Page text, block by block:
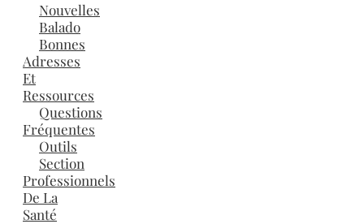
Nouvelles
Balado
Bonnes
Adresses
Et
Ressources
Questions
Fréquentes
Outils
Section
Professionnels
De La
Santé